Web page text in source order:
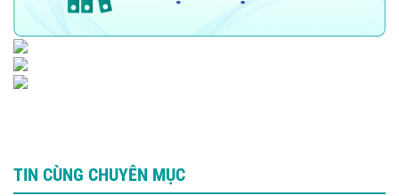
TIN CÙNG CHUYÊN MỤC